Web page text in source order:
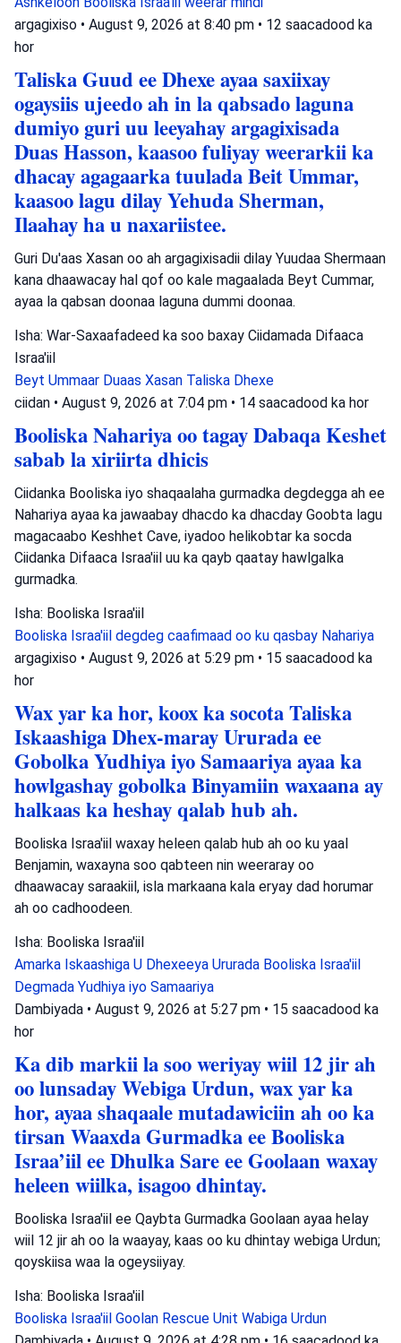
argagixiso • August 9, 2026 at 8:40 pm • 12 saacadood ka
hor
Taliska Guud ee Dhexe ayaa saxiixay
ogaysiis ujeedo ah in la qabsado laguna
dumiyo guri uu leeyahay argagixisada
Duas Hasson, kaasoo fuliyay weerarkii ka
dhacay agagaarka tuulada Beit Ummar,
kaasoo lagu dilay Yehuda Sherman,
Ilaahay ha u naxariistee.
Guri Du'aas Xasan oo ah argagixisadii dilay Yuudaa Shermaan
kana dhaawacay hal qof oo kale magaalada Beyt Cummar,
ayaa la qabsan doonaa laguna dummi doonaa.
Isha: War-Saxaafadeed ka soo baxay Ciidamada Difaaca
Israa'iil
Beyt Ummaar Duaas Xasan Taliska Dhexe
ciidan • August 9, 2026 at 7:04 pm • 14 saacadood ka hor
Booliska Nahariya oo tagay Dabaqa Keshet
sabab la xiriirta dhicis
Ciidanka Booliska iyo shaqaalaha gurmadka degdegga ah ee
Nahariya ayaa ka jawaabay dhacdo ka dhacday Goobta lagu
magacaabo Keshhet Cave, iyadoo helikobtar ka socda
Ciidanka Difaaca Israa'iil uu ka qayb qaatay hawlgalka
gurmadka.
Isha: Booliska Israa'iil
Booliska Israa'iil degdeg caafimaad oo ku qasbay Nahariya
argagixiso • August 9, 2026 at 5:29 pm • 15 saacadood ka
hor
Wax yar ka hor, koox ka socota Taliska
Iskaashiga Dhex-maray Ururada ee
Gobolka Yudhiya iyo Samaariya ayaa ka
howlgashay gobolka Binyamiin waxaana ay
halkaas ka heshay qalab hub ah.
Booliska Israa'iil waxay heleen qalab hub ah oo ku yaal
Benjamin, waxayna soo qabteen nin weeraray oo
dhaawacay saraakiil, isla markaana kala eryay dad horumar
ah oo cadhoodeen.
Isha: Booliska Israa'iil
Amarka Iskaashiga U Dhexeeya Ururada Booliska Israa'iil
Degmada Yudhiya iyo Samaariya
Dambiyada • August 9, 2026 at 5:27 pm • 15 saacadood ka
hor
Ka dib markii la soo weriyay wiil 12 jir ah
oo lunsaday Webiga Urdun, wax yar ka
hor, ayaa shaqaale mutadawiciin ah oo ka
tirsan Waaxda Gurmadka ee Booliska
Israa’iil ee Dhulka Sare ee Goolaan waxay
heleen wiilka, isagoo dhintay.
Booliska Israa'iil ee Qaybta Gurmadka Goolaan ayaa helay
wiil 12 jir ah oo la waayay, kaas oo ku dhintay webiga Urdun;
qoyskiisa waa la ogeysiiyay.
Isha: Booliska Israa'iil
Booliska Israa'iil Goolan Rescue Unit Wabiga Urdun